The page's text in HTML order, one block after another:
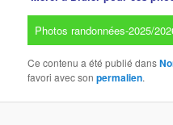
Photos randonnées-2025/
Ce contenu a été publié dans
favori avec sonpermalien.